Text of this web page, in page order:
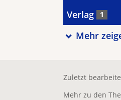
Verlag 1
Mehr
Zuletzt
Mehr zu den